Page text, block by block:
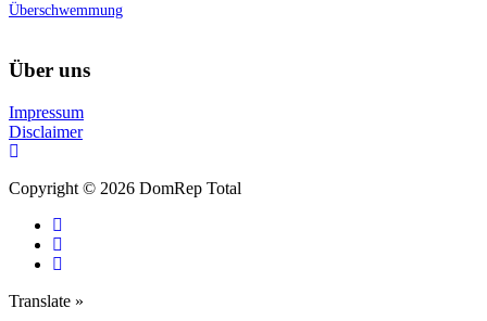
Überschwemmung
Über uns
Impressum
Disclaimer
Copyright © 2026 DomRep Total
Translate »